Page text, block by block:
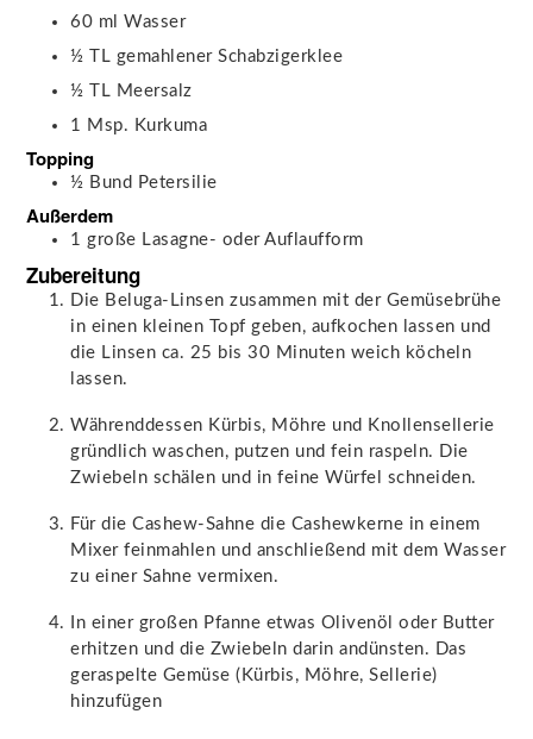
60 ml
Wasser
½
TL gemahlener Schabzigerklee
½
TL Meersalz
1 Msp. Kurkuma
Topping
½ Bund Petersilie
Außerdem
1 große Lasagne- oder Auflaufform
Zubereitung
Die Beluga-Linsen zusammen mit der Gemüsebrühe
in einen kleinen Topf geben, aufkochen lassen und
die Linsen ca. 25 bis 30 Minuten weich köcheln
lassen.
Währenddessen Kürbis, Möhre und Knollensellerie
gründlich waschen, putzen und fein raspeln. Die
Zwiebeln schälen und in feine Würfel schneiden.
Für die Cashew-Sahne die Cashewkerne in einem
Mixer feinmahlen und anschließend mit dem Wasser
zu einer Sahne vermixen.
In einer großen Pfanne etwas Olivenöl oder Butter
erhitzen und die Zwiebeln darin andünsten. Das
geraspelte Gemüse (Kürbis, Möhre, Sellerie)
hinzufügen